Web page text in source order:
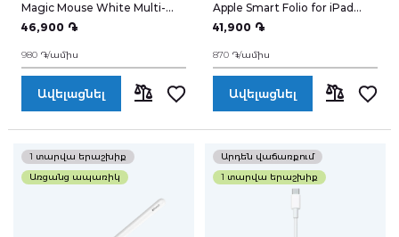
Magic Mouse White Multi-
Touch Surface
46,900 ֏
980 ֏/ամիս
Ավելացնել
Apple Smart Folio for iPad
11Pro
41,900 ֏
870 ֏/ամիս
Ավելացնել
1 տարվա երաշխիք
Առցանց ապառիկ
Արդեն վաճառքում
1 տարվա երաշխիք
Իմ պատվերները
Հավանածներ